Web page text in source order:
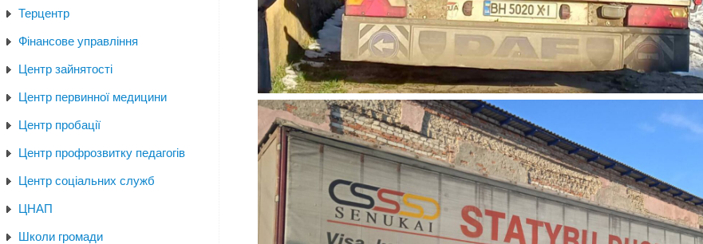
Терцентр
Фінансове управління
Центр зайнятості
Центр первинної медицини
Центр пробації
Центр профрозвитку педагогів
Центр соціальних служб
ЦНАП
Школи громади